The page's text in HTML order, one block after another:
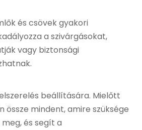
és csövek gyakori
a szivárgásokat,
vagy biztonsági
beállítására. Mielőtt
össze mindent, amire szüksége
és segít a